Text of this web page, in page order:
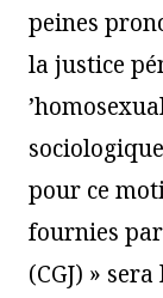
peines
la justice
pour ce
fournies
(CGJ) »